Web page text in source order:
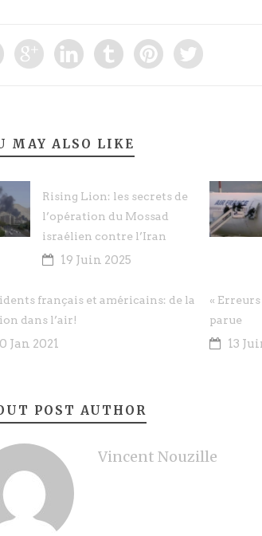
MAY ALSO LIKE
Rising Lion: les secrets de
l’opération du Mossad
israélien contre l’Iran
19 Juin 2025
français et américains: de la
dans l’air!
Jan 2021
«
parue
13
POST AUTHOR
Vincent Nouzille